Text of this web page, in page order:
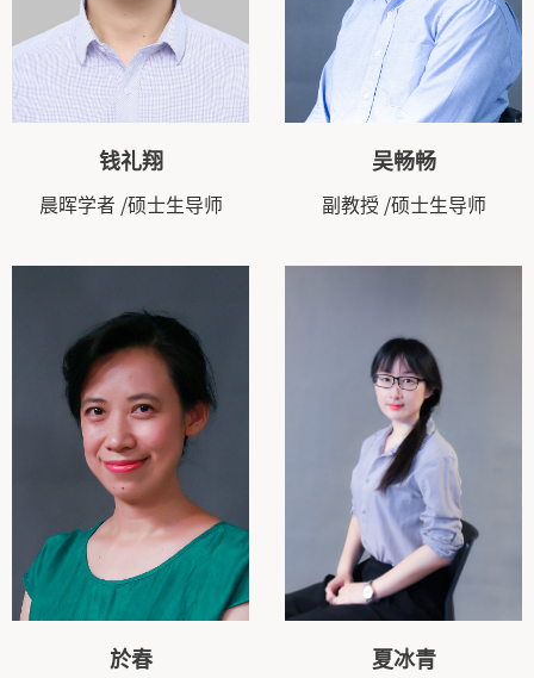
钱礼翔
晨晖学者 /硕士生导师
吴畅畅
副教授 /硕士生导师
於春 夏冰青